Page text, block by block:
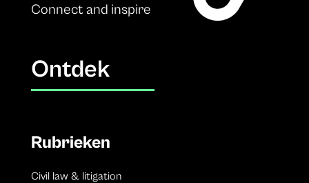
Connect and inspire
Ontdek
Rubrieken
Civil law & litigation